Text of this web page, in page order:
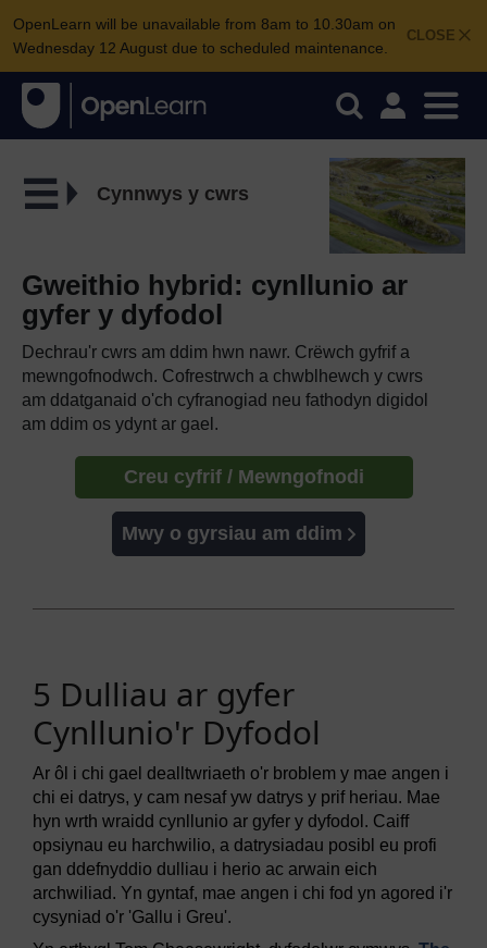
CLOSE
OpenLearn will be unavailable from 8am to 10.30am on
Wednesday 12 August due to scheduled maintenance.
Cynnwys y cwrs
Gweithio hybrid: cynllunio ar
gyfer y dyfodol
Dechrau'r cwrs am ddim hwn nawr. Crëwch gyfrif a
mewngofnodwch. Cofrestrwch a chwblhewch y cwrs
am ddatganaid o'ch cyfranogiad neu fathodyn digidol
am ddim os ydynt ar gael.
Creu cyfrif / Mewngofnodi
Mwy o gyrsiau am ddim
5 Dulliau ar gyfer
Cynllunio'r Dyfodol
Ar ôl i chi gael dealltwriaeth o'r broblem y mae angen i
chi ei datrys, y cam nesaf yw datrys y prif heriau. Mae
hyn wrth wraidd cynllunio ar gyfer y dyfodol. Caiff
opsiynau eu harchwilio, a datrysiadau posibl eu profi
gan ddefnyddio dulliau i herio ac arwain eich
archwiliad. Yn gyntaf, mae angen i chi fod yn agored i'r
cysyniad o'r 'Gallu i Greu'.